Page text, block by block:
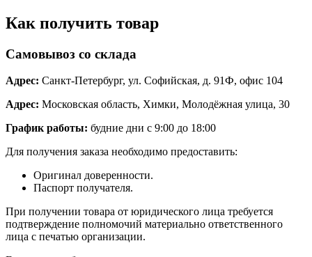
Как получить товар
Самовывоз со склада
Адрес: Санкт-Петербург, ул. Софийская, д. 91Ф, офис 104
Адрес: Московская область, Химки, Молодёжная улица, 30
График работы: будние дни с 9:00 до 18:00
Для получения заказа необходимо предоставить:
Оригинал доверенности.
Паспорт получателя.
При получении товара от юридического лица требуется
подтверждение полномочий материально ответственного
лица с печатью организации.